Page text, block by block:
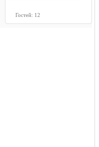
Гостей: 12